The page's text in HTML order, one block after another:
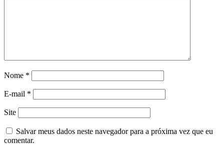
Nome *
E-mail *
Site
Salvar meus dados neste navegador para a próxima vez que eu
comentar.